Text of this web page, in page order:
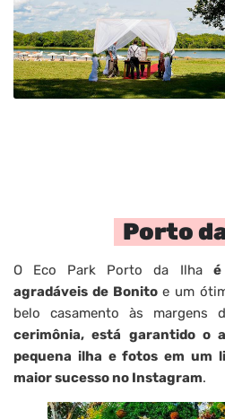
Porto
O Eco Park Porto da Ilha
agradáveis de Bonitoe um
belo casamento às margens
cerimônia, está garantido o
pequena ilha e fotos em um
maior sucesso no Instagram.